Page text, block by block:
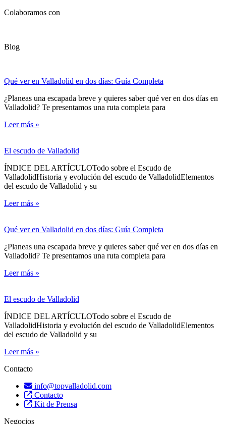
Colaboramos con
Blog
Qué ver en Valladolid en dos días: Guía Completa
¿Planeas una escapada breve y quieres saber qué ver en dos días en
Valladolid? Te presentamos una ruta completa para
Leer más »
El escudo de Valladolid
ÍNDICE DEL ARTÍCULOTodo sobre el Escudo de
ValladolidHistoria y evolución del escudo de ValladolidElementos
del escudo de Valladolid y su
Leer más »
Qué ver en Valladolid en dos días: Guía Completa
¿Planeas una escapada breve y quieres saber qué ver en dos días en
Valladolid? Te presentamos una ruta completa para
Leer más »
El escudo de Valladolid
ÍNDICE DEL ARTÍCULOTodo sobre el Escudo de
ValladolidHistoria y evolución del escudo de ValladolidElementos
del escudo de Valladolid y su
Leer más »
Contacto
info@topvalladolid.com
Contacto
Kit de Prensa
Negocios